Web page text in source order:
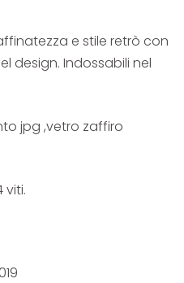
e stile retrò con
design. Indossabili nel
jpg ,vetro zaffiro
viti.